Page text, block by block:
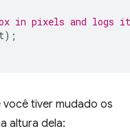
in pixels and logs
);
tiver mudado os
altura dela: